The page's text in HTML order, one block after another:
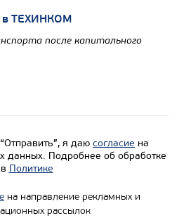
в ТЕХИНКОМ
после капитального
я даю согласие на
данных. Подробнее об обработке
в Политике
на направление рекламных и
рассылок